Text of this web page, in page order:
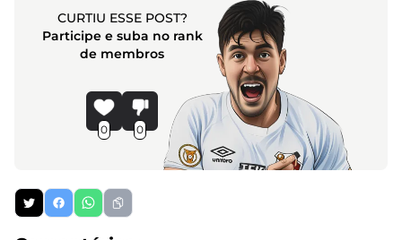
CURTIU ESSE POST?
Participe e suba no rank
de membros
0 0